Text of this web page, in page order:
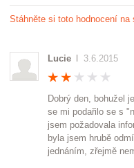
Stáhněte si toto hodnocení na
Lucie 3.6.2015
Dobrý den, bohužel
se mi podařilo se s
jsem požadovala
byla jsem hrubě
jednáním, zřejmě